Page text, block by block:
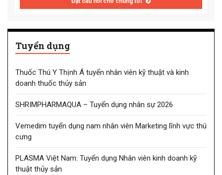
Tuyển dụng
Thuốc Thú Y Thịnh Á tuyển nhân viên kỹ thuật và kinh
doanh thuốc thủy sản
SHRIMPHARMAQUA – Tuyển dụng nhân sự 2026
Vemedim tuyển dụng nam nhân viên Marketing lĩnh vực thú
cưng
PLASMA Việt Nam: Tuyển dụng Nhân viên kinh doanh kỹ
thuật thủy sản